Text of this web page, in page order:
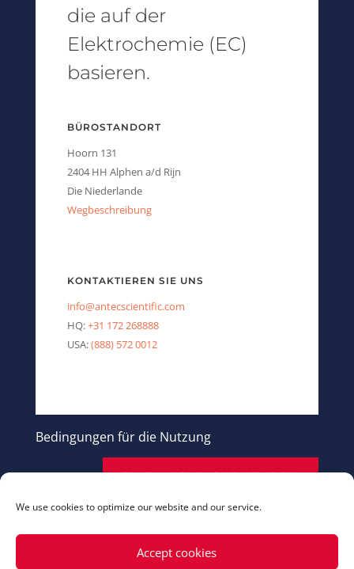
We use cookies to optimize our website and our service.
Accept cookies
die auf der
Elektrochemie (EC)
basieren.
BÜROSTANDORT
Hoorn 131
2404 HH Alphen a/d Rijn
Die Niederlande
Wegbeschreibung
KONTAKTIEREN SIE UNS
info@antecscientific.com
HQ:+31 172 268888
USA:(888) 572 0012
Bedingungen für die Nutzung
EINE NACHRICHT SENDEN